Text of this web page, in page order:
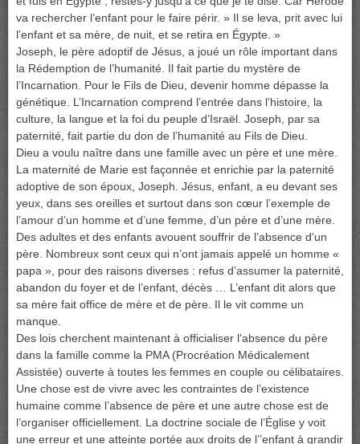
va rechercher l’enfant pour le faire périr. » Il se leva, prit avec lui
l’enfant et sa mère, de nuit, et se retira en Égypte. »
Joseph, le père adoptif de Jésus, a joué un rôle important dans
la Rédemption de l’humanité. Il fait partie du mystère de
l’Incarnation. Pour le Fils de Dieu, devenir homme dépasse la
génétique. L’Incarnation comprend l’entrée dans l’histoire, la
culture, la langue et la foi du peuple d’Israël. Joseph, par sa
paternité, fait partie du don de l’humanité au Fils de Dieu.
Dieu a voulu naître dans une famille avec un père et une mère.
La maternité de Marie est façonnée et enrichie par la paternité
adoptive de son époux, Joseph. Jésus, enfant, a eu devant ses
yeux, dans ses oreilles et surtout dans son cœur l’exemple de
l’amour d’un homme et d’une femme, d’un père et d’une mère.
Des adultes et des enfants avouent souffrir de l’absence d’un
père. Nombreux sont ceux qui n’ont jamais appelé un homme «
papa », pour des raisons diverses : refus d’assumer la paternité,
abandon du foyer et de l’enfant, décès … L’enfant dit alors que
sa mère fait office de mère et de père. Il le vit comme un
manque.
Des lois cherchent maintenant à officialiser l’absence du père
dans la famille comme la PMA (Procréation Médicalement
Assistée) ouverte à toutes les femmes en couple ou célibataires.
Une chose est de vivre avec les contraintes de l’existence
humaine comme l’absence de père et une autre chose est de
l’organiser officiellement. La doctrine sociale de l’Église y voit
une erreur et une atteinte portée aux droits de l’’enfant à grandir